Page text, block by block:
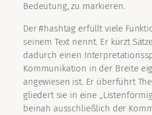
Bedeutung, zu markieren.
Der #hashtag erfüllt viele
seinem Text nennt. Er kürzt
dadurch einen
Kommunikation in der Breite
angewiesen ist. Er überführt
gliedert sie in eine
beinah ausschließlich der